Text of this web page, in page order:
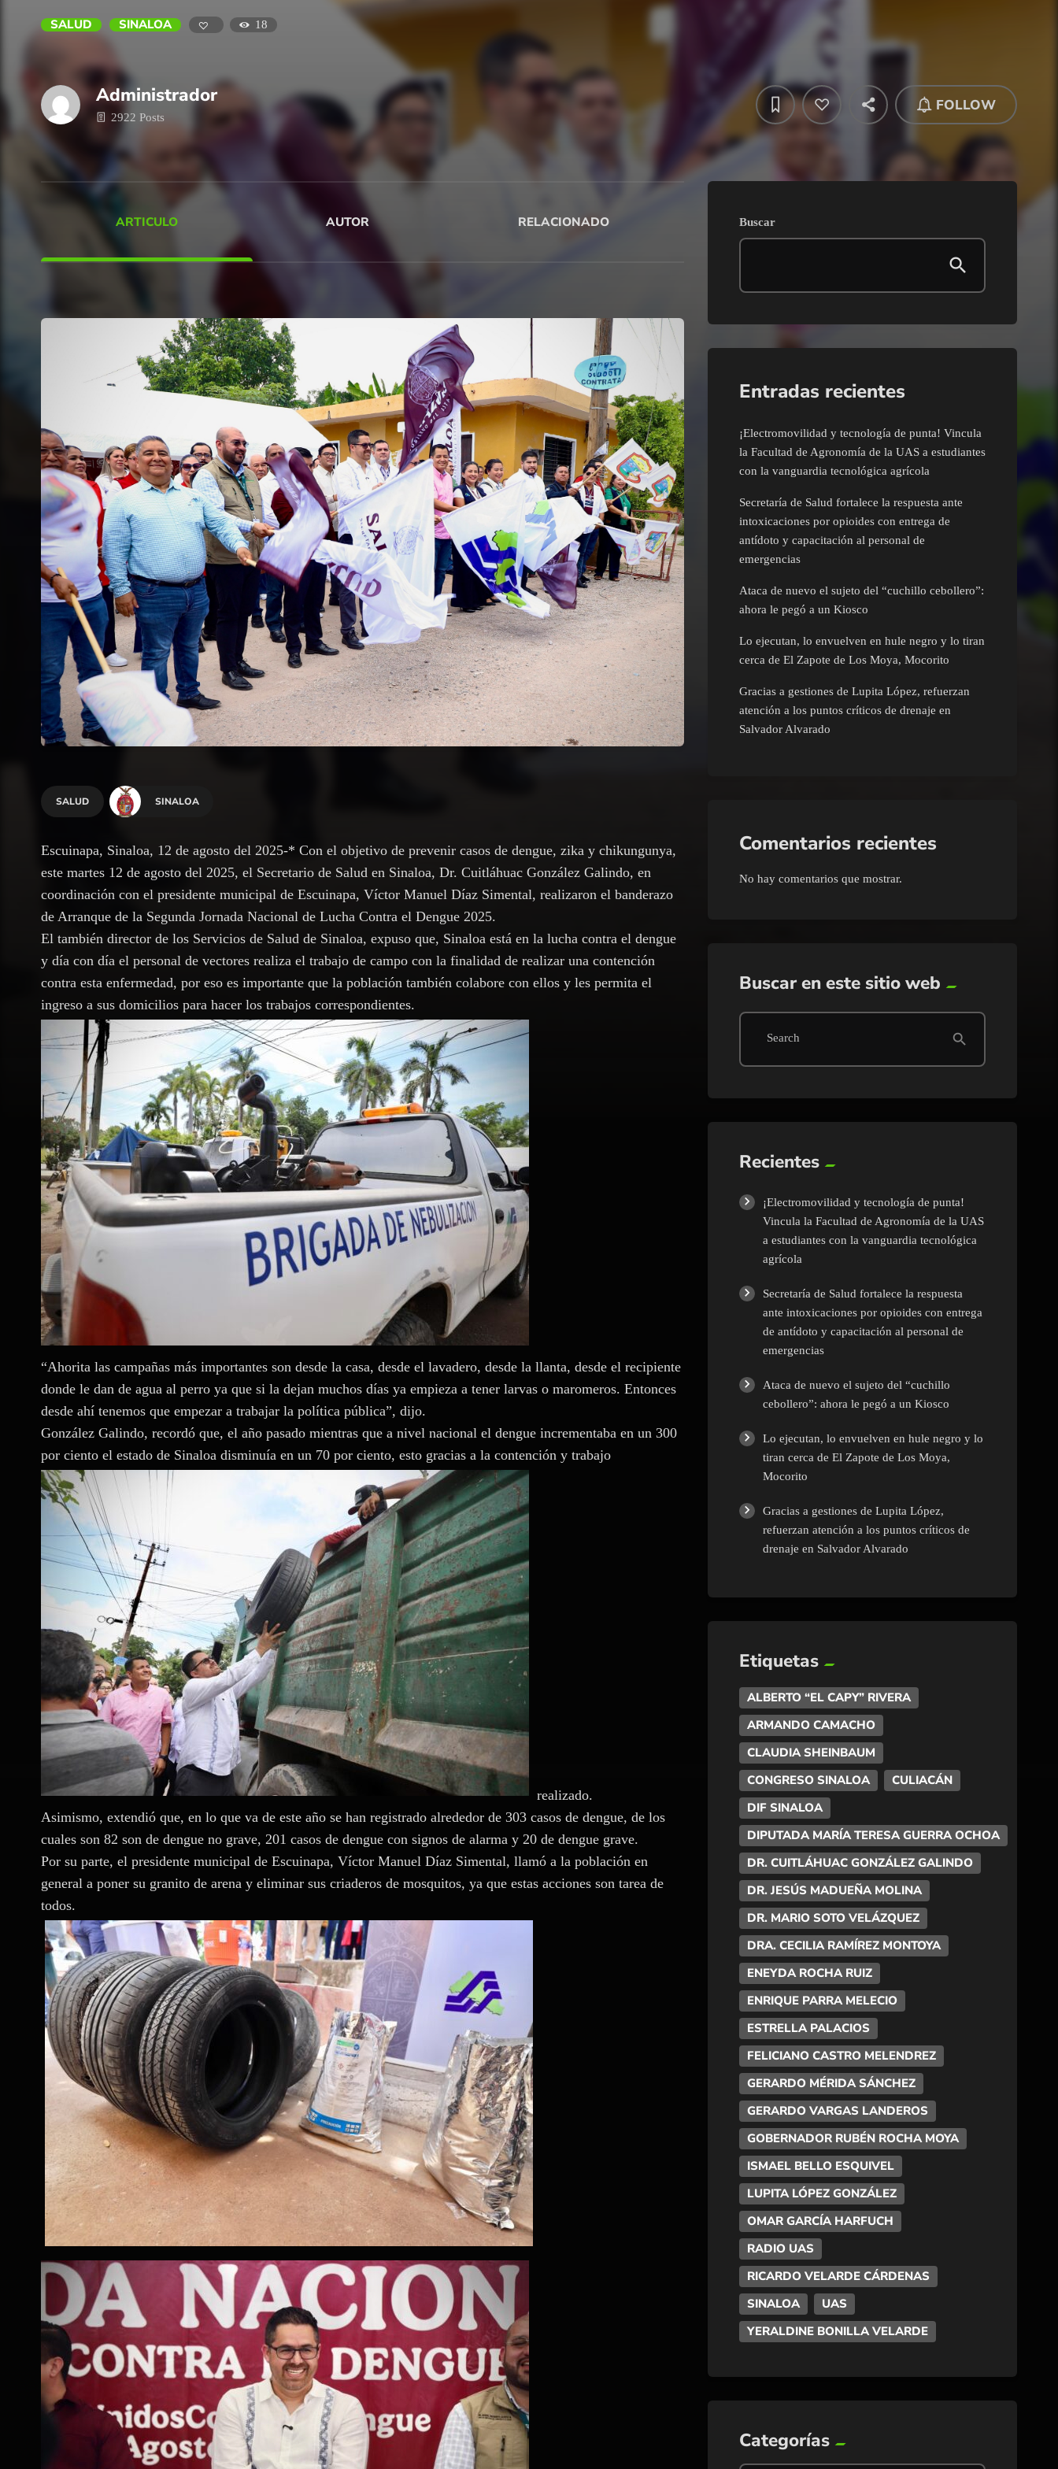
SALUD SINALOA 18
Administrador
2922 Posts
FOLLOW
ARTICULO AUTOR RELACIONADO
SALUD SINALOA
Escuinapa, Sinaloa, 12 de agosto del 2025-* Con el objetivo de prevenir casos de dengue, zika y chikungunya,
este martes 12 de agosto del 2025, el Secretario de Salud en Sinaloa, Dr. Cuitláhuac González Galindo, en
coordinación con el presidente municipal de Escuinapa, Víctor Manuel Díaz Simental, realizaron el banderazo
de Arranque de la Segunda Jornada Nacional de Lucha Contra el Dengue 2025.
El también director de los Servicios de Salud de Sinaloa, expuso que, Sinaloa está en la lucha contra el dengue
y día con día el personal de vectores realiza el trabajo de campo con la finalidad de realizar una contención
contra esta enfermedad, por eso es importante que la población también colabore con ellos y les permita el
ingreso a sus domicilios para hacer los trabajos correspondientes.
“Ahorita las campañas más importantes son desde la casa, desde el lavadero, desde la llanta, desde el recipiente
donde le dan de agua al perro ya que si la dejan muchos días ya empieza a tener larvas o maromeros. Entonces
desde ahí tenemos que empezar a trabajar la política pública”, dijo.
González Galindo, recordó que, el año pasado mientras que a nivel nacional el dengue incrementaba en un 300
por ciento el estado de Sinaloa disminuía en un 70 por ciento, esto gracias a la contención y trabajo
realizado.
Asimismo, extendió que, en lo que va de este año se han registrado alrededor de 303 casos de dengue, de los
cuales son 82 son de dengue no grave, 201 casos de dengue con signos de alarma y 20 de dengue grave.
Por su parte, el presidente municipal de Escuinapa, Víctor Manuel Díaz Simental, llamó a la población en
general a poner su granito de arena y eliminar sus criaderos de mosquitos, ya que estas acciones son tarea de
todos.
Buscar
Entradas recientes
¡Electromovilidad y tecnología de punta! Vincula
la Facultad de Agronomía de la UAS a estudiantes
con la vanguardia tecnológica agrícola
Secretaría de Salud fortalece la respuesta ante
intoxicaciones por opioides con entrega de
antídoto y capacitación al personal de
emergencias
Ataca de nuevo el sujeto del “cuchillo cebollero”:
ahora le pegó a un Kiosco
Lo ejecutan, lo envuelven en hule negro y lo tiran
cerca de El Zapote de Los Moya, Mocorito
Gracias a gestiones de Lupita López, refuerzan
atención a los puntos críticos de drenaje en
Salvador Alvarado
Comentarios recientes
No hay comentarios que mostrar.
Buscar en este sitio web
Search search
Recientes
¡Electromovilidad y tecnología de punta!
Vincula la Facultad de Agronomía de la UAS
a estudiantes con la vanguardia tecnológica
agrícola
Secretaría de Salud fortalece la respuesta
ante intoxicaciones por opioides con entrega
de antídoto y capacitación al personal de
emergencias
Ataca de nuevo el sujeto del “cuchillo
cebollero”: ahora le pegó a un Kiosco
Lo ejecutan, lo envuelven en hule negro y lo
tiran cerca de El Zapote de Los Moya,
Mocorito
Gracias a gestiones de Lupita López,
refuerzan atención a los puntos críticos de
drenaje en Salvador Alvarado
Etiquetas
ALBERTO “EL CAPY” RIVERA
ARMANDO CAMACHO
CLAUDIA SHEINBAUM
CONGRESO SINALOA
CULIACÁN
DIF SINALOA
DIPUTADA MARÍA TERESA GUERRA OCHOA
DR. CUITLÁHUAC GONZÁLEZ GALINDO
DR. JESÚS MADUEÑA MOLINA
DR. MARIO SOTO VELÁZQUEZ
DRA. CECILIA RAMÍREZ MONTOYA
ENEYDA ROCHA RUIZ
ENRIQUE PARRA MELECIO
ESTRELLA PALACIOS
FELICIANO CASTRO MELENDREZ
GERARDO MÉRIDA SÁNCHEZ
GERARDO VARGAS LANDEROS
GOBERNADOR RUBÉN ROCHA MOYA
ISMAEL BELLO ESQUIVEL
LUPITA LÓPEZ GONZÁLEZ
OMAR GARCÍA HARFUCH
RADIO UAS
RICARDO VELARDE CÁRDENAS
SINALOA
UAS
YERALDINE BONILLA VELARDE
Categorías